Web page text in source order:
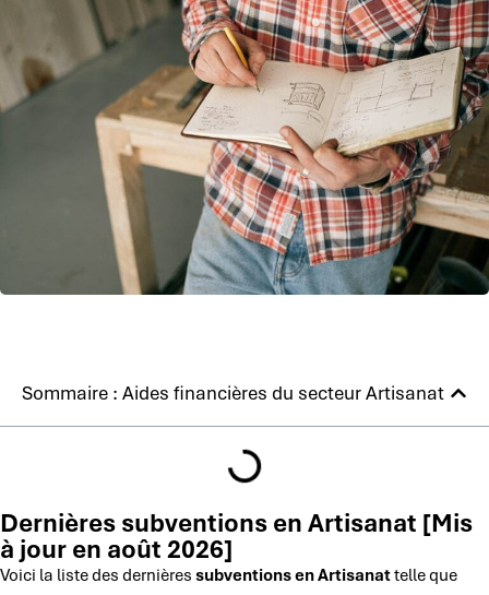
Sommaire : Aides financières du secteur Artisanat
Dernières subventions en Artisanat [Mis
à jour en août 2026]
Voici la liste des dernières subventions en Artisanattelle que